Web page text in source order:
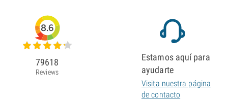
8.6
79618
Reviews
Estamos aquí para
ayudarte
Visita nuestra página
de contacto